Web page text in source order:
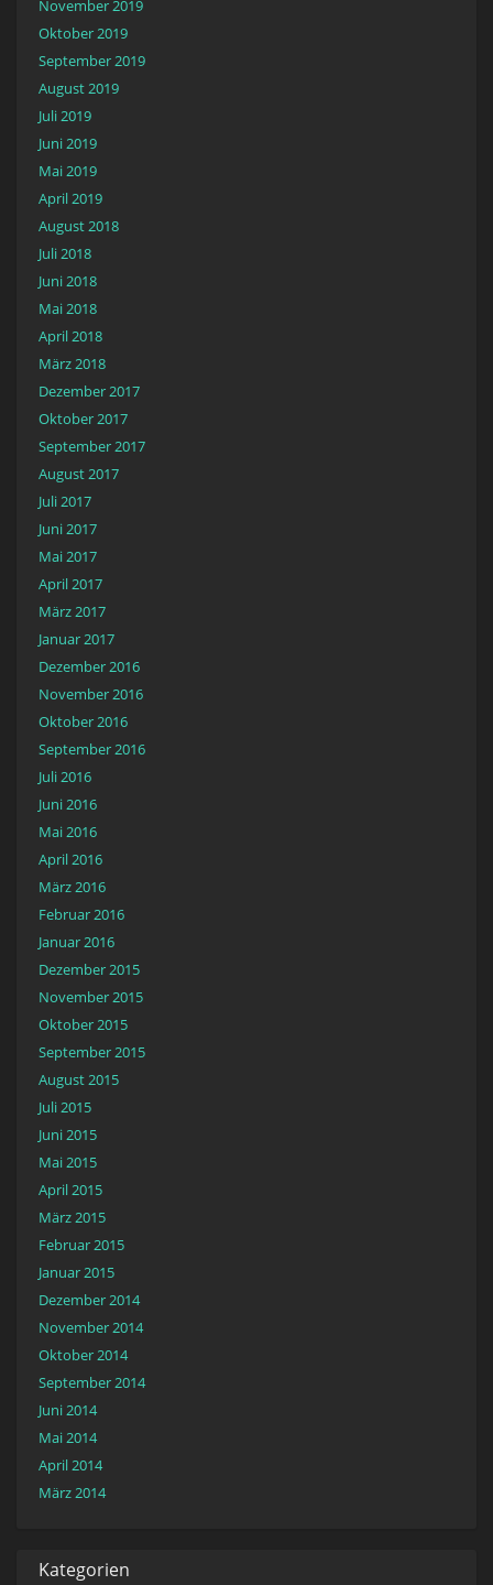
November 2019
Oktober 2019
September 2019
August 2019
Juli 2019
Juni 2019
Mai 2019
April 2019
August 2018
Juli 2018
Juni 2018
Mai 2018
April 2018
März 2018
Dezember 2017
Oktober 2017
September 2017
August 2017
Juli 2017
Juni 2017
Mai 2017
April 2017
März 2017
Januar 2017
Dezember 2016
November 2016
Oktober 2016
September 2016
Juli 2016
Juni 2016
Mai 2016
April 2016
März 2016
Februar 2016
Januar 2016
Dezember 2015
November 2015
Oktober 2015
September 2015
August 2015
Juli 2015
Juni 2015
Mai 2015
April 2015
März 2015
Februar 2015
Januar 2015
Dezember 2014
November 2014
Oktober 2014
September 2014
Juni 2014
Mai 2014
April 2014
März 2014
Kategorien